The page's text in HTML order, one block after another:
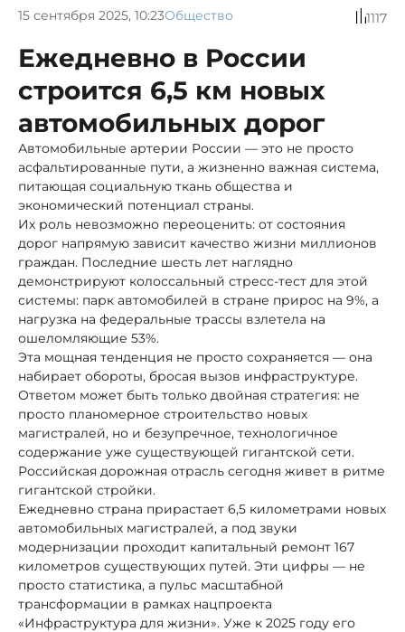
15 сентября 2025, 10:23Общество 1117
Ежедневно в России
строится 6,5 км новых
автомобильных дорог
Автомобильные артерии России — это не просто
асфальтированные пути, а жизненно важная система,
питающая социальную ткань общества и
экономический потенциал страны.
Их роль невозможно переоценить: от состояния
дорог напрямую зависит качество жизни миллионов
граждан. Последние шесть лет наглядно
демонстрируют колоссальный стресс-тест для этой
системы: парк автомобилей в стране прирос на 9%, а
нагрузка на федеральные трассы взлетела на
ошеломляющие 53%.
Эта мощная тенденция не просто сохраняется — она
набирает обороты, бросая вызов инфраструктуре.
Ответом может быть только двойная стратегия: не
просто планомерное строительство новых
магистралей, но и безупречное, технологичное
содержание уже существующей гигантской сети.
Российская дорожная отрасль сегодня живет в ритме
гигантской стройки.
Ежедневно страна прирастает 6,5 километрами новых
автомобильных магистралей, а под звуки
модернизации проходит капитальный ремонт 167
километров существующих путей. Эти цифры — не
просто статистика, а пульс масштабной
трансформации в рамках нацпроекта
«Инфраструктура для жизни». Уже к 2025 году его